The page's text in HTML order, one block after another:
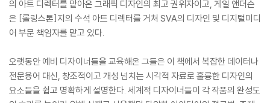
의 아트 디렉터를 맡아온 그래픽 디자인의 최고 권위자이고, 게일 앤더슨
은 [롤링스톤]지의 수석 아트 디렉터를 거쳐 SVA의 디자인 및 디지털미디
어 부문 책임자를 맡고 있다.
오랫동안 예비 디자이너들을 교육해온 그들은 이 책에서 복잡한 데이터나
전문용어 대신, 창조적이고 개성 넘치는 시각적 자료로 훌륭한 디자인의
요소들을 쉽고 명확하게 설명한다. 세계적 디자이너들이 각 작품의 완성도